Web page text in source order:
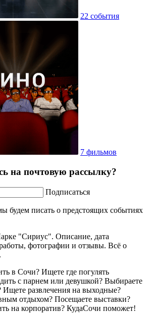
22 события
7 фильмов
на почтовую рассылку?
Подписаться
будем писать о предстоящих событиях
"Сириус". Описание, дата
фотографии и отзывы. Всё о
в Сочи? Ищете где погулять
с парнем или девушкой? Выбираете
Ищете развлечения на выходные?
отдыхом? Посещаете выставки?
на корпоратив? КудаСочи поможет!